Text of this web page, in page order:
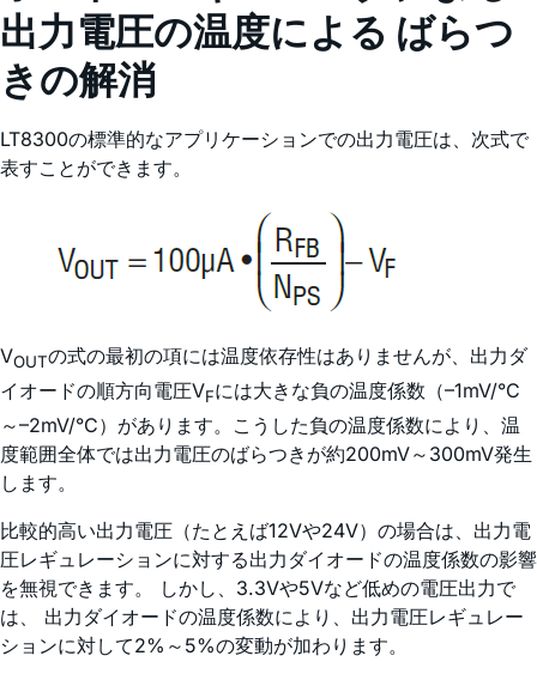
出力電圧の温度による ばらつ
きの解消
LT8300の標準的なアプリケーションでの出力電圧は、次式で
表すことができます。
VOUTの式の最初の項には温度依存性はありませんが、出力ダ
イオードの順方向電圧VFには大きな負の温度係数（–1mV/°C
～–2mV/°C）があります。こうした負の温度係数により、温
度範囲全体では出力電圧のばらつきが約200mV～300mV発生
します。
比較的高い出力電圧（たとえば12Vや24V）の場合は、出力電
圧レギュレーションに対する出力ダイオードの温度係数の影響
を無視できます。 しかし、3.3Vや5Vなど低めの電圧出力で
は、 出力ダイオードの温度係数により、出力電圧レギュレー
ションに対して2%～5%の変動が加わります。